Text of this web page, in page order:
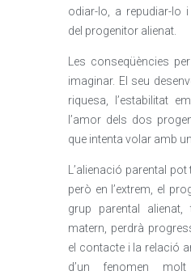
odiar-lo, a repudiar-lo
del progenitor alienat.
Les conseqüències
imaginar. El seu
riquesa, l’estabilitat
l’amor dels dos
que intenta volar amb
L’alienació parental
però en l’extrem, el
grup parental
matern, perdrà
el contacte i la relació
d’un fenomen